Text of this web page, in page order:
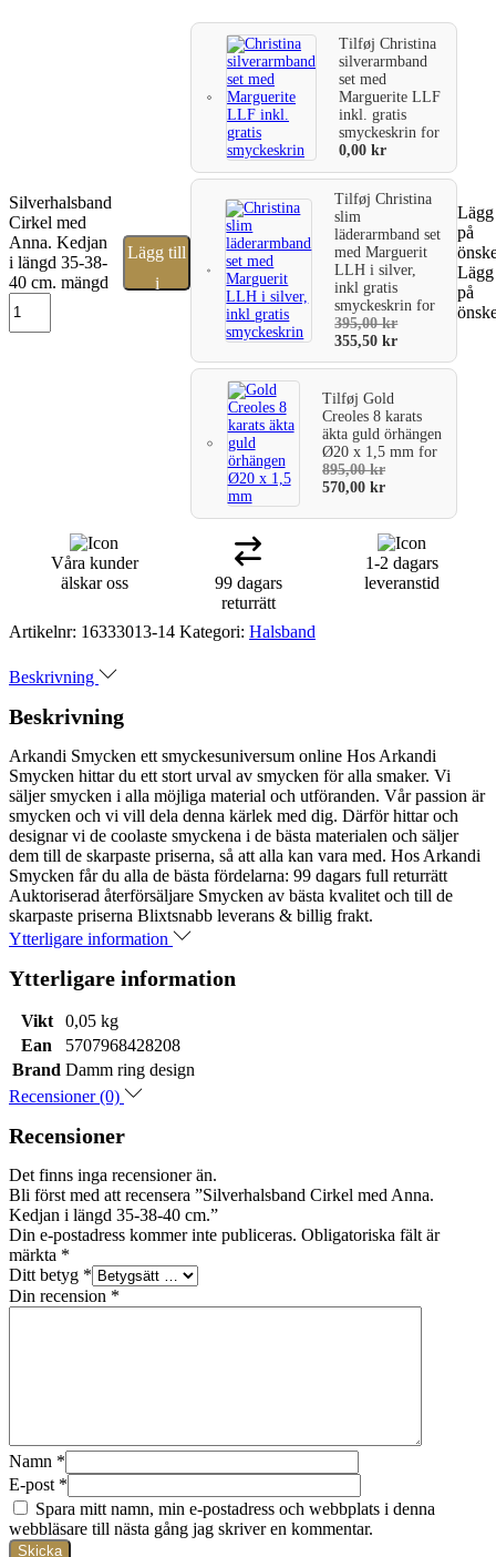
Silverhalsband
Cirkel med
Anna. Kedjan
i längd 35-38-
40 cm. mängd
Lägg till
i
TilføjChristina
silverarmband
set med
Marguerite LLF
inkl. gratis
smyckeskrinfor
0,00kr
TilføjChristina
slim
läderarmband set
med Marguerit
LLH i silver,
inkl gratis
smyckeskrinfor
395,00kr
355,50kr
TilføjGold
Creoles 8 karats
äkta guld örhängen
Ø20 x 1,5 mmfor
895,00kr
570,00kr
på
på
Våra kunder
älskar oss
99 dagars
returrätt
1-2 dagars
leveranstid
Artikelnr: 16333013-14 Kategori: Halsband
Beskrivning
Beskrivning
Arkandi Smycken ett smyckesuniversum online Hos Arkandi
Smycken hittar du ett stort urval av smycken för alla smaker. Vi
säljer smycken i alla möjliga material och utföranden. Vår passion är
smycken och vi vill dela denna kärlek med dig. Därför hittar och
designar vi de coolaste smyckena i de bästa materialen och säljer
dem till de skarpaste priserna, så att alla kan vara med. Hos Arkandi
Smycken får du alla de bästa fördelarna: 99 dagars full returrätt
Auktoriserad återförsäljare Smycken av bästa kvalitet och till de
skarpaste priserna Blixtsnabb leverans & billig frakt.
Ytterligare information
Ytterligare information
Vikt
0,05 kg
Ean
5707968428208
Brand Damm ring design
Recensioner (0)
Recensioner
Det finns inga recensioner än.
Bli först med att recensera ”Silverhalsband Cirkel med Anna.
Kedjan i längd 35-38-40 cm.”
Din e-postadress kommer inte publiceras. Obligatoriska fält är
märkta *
Ditt betyg *
Din recension *
Namn *
E-post *
Spara mitt namn, min e-postadress och webbplats i denna
webbläsare till nästa gång jag skriver en kommentar.